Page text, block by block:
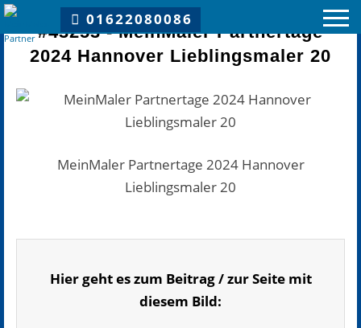
Du bist hier:MeinMaler Partnertage 2024 Hannover Lieblingsmaler 20
01622080086
MeinMaler Partnernetzwerk
Partner
MeinMaler Insights
#43253 - MeinMaler Partnertage
2024 Hannover Lieblingsmaler 20
MeinMaler Partnertage 2024 Hannover
Lieblingsmaler 20
Hier geht es zum Beitrag / zur Seite mit
diesem Bild: